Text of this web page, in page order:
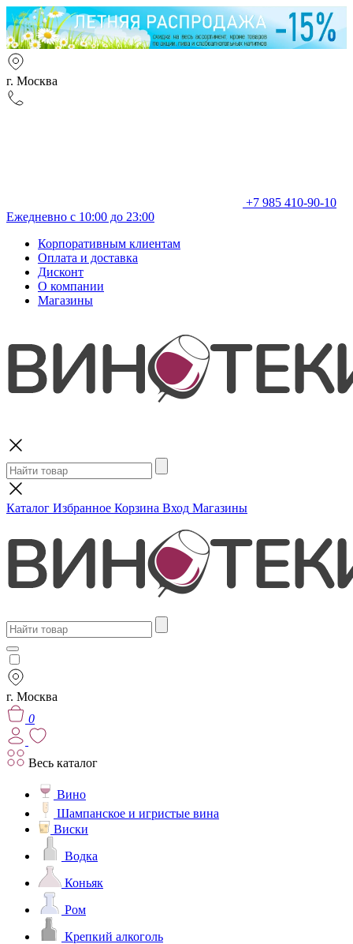
г. Москва
+7 985 410-90-10
Ежедневно с 10:00 до 23:00
Корпоративным клиентам
Оплата и доставка
Дисконт
О компании
Магазины
Каталог Избранное Корзина Вход Магазины
г. Москва
0
Весь каталог
Вино
Шампанское и игристые вина
Виски
Водка
Коньяк
Ром
Крепкий алкоголь